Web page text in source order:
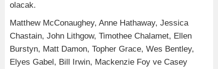
olacak.
Matthew McConaughey, Anne Hathaway, Jessica
Chastain, John Lithgow, Timothee Chalamet, Ellen
Burstyn, Matt Damon, Topher Grace, Wes Bentley,
Elyes Gabel, Bill Irwin, Mackenzie Foy ve Casey